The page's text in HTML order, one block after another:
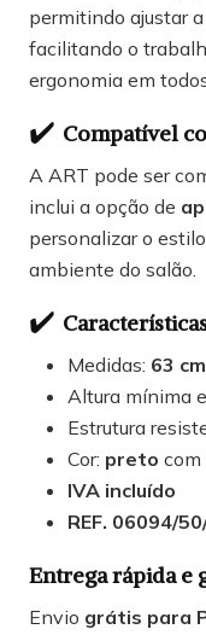
permitindo ajustar
facilitando o
ergonomia em
✔️ Compatível
A ART pode ser
inclui a opção de
personalizar o
ambiente do salão.
✔️
Medidas: 63
Altura mínima
Estrutura
Cor: preto com
IVA incluído
REF. 06094/
Entrega rápida e
Envio grátis para